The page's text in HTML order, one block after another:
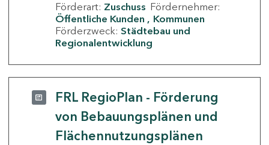
Förderart: Zuschuss Fördernehmer:
Öffentliche Kunden
Kommunen
Förderzweck: Städtebau und
Regionalentwicklung
FRL RegioPlan - Förderung
von Bebauungsplänen und
Flächennutzungsplänen